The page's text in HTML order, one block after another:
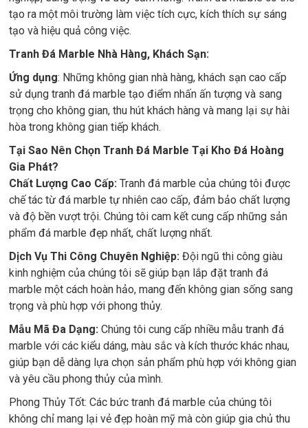
tạo ra một môi trường làm việc tích cực, kích thích sự sáng
tạo và hiệu quả công việc.
Tranh Đá Marble Nhà Hàng, Khách Sạn:
Ứng dụng: Những không gian nhà hàng, khách sạn cao cấp
sử dụng tranh đá marble tạo điểm nhấn ấn tượng và sang
trọng cho không gian, thu hút khách hàng và mang lại sự hài
hòa trong không gian tiếp khách.
Tại Sao Nên Chọn Tranh Đá Marble Tại Kho Đá Hoàng
Gia Phát?
Chất Lượng Cao Cấp: Tranh đá marble của chúng tôi được
chế tác từ đá marble tự nhiên cao cấp, đảm bảo chất lượng
và độ bền vượt trội. Chúng tôi cam kết cung cấp những sản
phẩm đá marble đẹp nhất, chất lượng nhất.
Dịch Vụ Thi Công Chuyên Nghiệp: Đội ngũ thi công giàu
kinh nghiệm của chúng tôi sẽ giúp bạn lắp đặt tranh đá
marble một cách hoàn hảo, mang đến không gian sống sang
trọng và phù hợp với phong thủy.
Mẫu Mã Đa Dạng: Chúng tôi cung cấp nhiều mẫu tranh đá
marble với các kiểu dáng, màu sắc và kích thước khác nhau,
giúp bạn dễ dàng lựa chọn sản phẩm phù hợp với không gian
và yêu cầu phong thủy của mình.
Phong Thủy Tốt: Các bức tranh đá marble của chúng tôi
không chỉ mang lại vẻ đẹp hoàn mỹ mà còn giúp gia chủ thu